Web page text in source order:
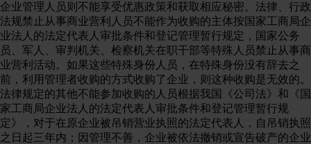
企业管理人员则不能享受优惠政策和获取相应秘密。法律、行政
法规禁止从事商业营利人员不能作为收购的主体按国家工商局企
业法人的法定代表人审批条件和登记管理暂行规定，国家公务
员、军人、审判机关、检察机关在职干部等特殊人员禁止从事商
业营利活动。如果这些特殊身份人员，在特殊身份没有辞去之
前，利用管理者收购的方式收购了企业，则这种收购是无效的。
法律规定的其他不能参加收购的人员根据我国《公司法》和《国
家工商局企业法人的法定代表人审批条件和登记管理暂行规
定》，对于在原企业被吊销营业执照的法定代表人，自吊销执照
之日起三年内；因管理不善，企业被依法撤销或宣告破产的企业